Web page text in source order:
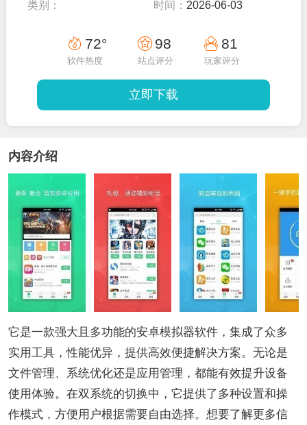
类别： 时间： 2026-06-03
72°
软件热度
98
站点评分
81
玩家评分
立即下载
内容介绍
它是一款强大且多功能的安卓模拟器软件，集成了众多
实用工具，性能优异，提供高效便捷解决方案。无论是
文件管理、系统优化还是应用管理，都能有效提升设备
使用体验。在双系统的切换中，它提供了多种设置和操
作模式，方便用户根据需要自由选择。想要了解更多信